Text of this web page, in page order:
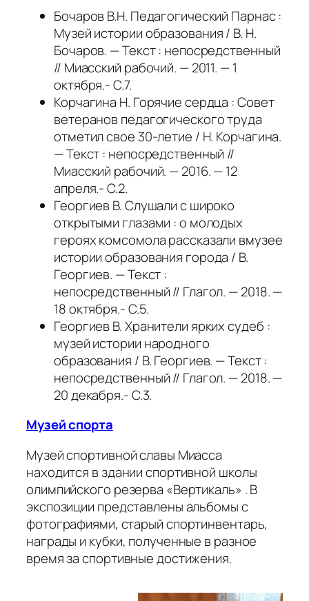
Бочаров В.Н. Педагогический Парнас :
Музей истории образования / В. Н.
Бочаров. — Текст : непосредственный
// Миасский рабочий. — 2011. — 1
октября.- С.7.
Корчагина Н. Горячие сердца : Совет
ветеранов педагогического труда
отметил свое 30-летие / Н. Корчагина.
— Текст : непосредственный //
Миасский рабочий. — 2016. — 12
апреля.- С.2.
Георгиев В. Слушали с широко
открытыми глазами : о молодых
героях комсомола рассказали вмузее
истории образования города / В.
Георгиев. — Текст :
непосредственный // Глагол. — 2018. —
18 октября.- С.5.
Георгиев В. Хранители ярких судеб :
музей истории народного
образования / В. Георгиев. — Текст :
непосредственный // Глагол. — 2018. —
20 декабря.- С.3.
Музей спорта
Музей спортивной славы Миасса
находится в здании спортивной школы
олимпийского резерва «Вертикаль» . В
экспозиции представлены альбомы с
фотографиями, старый спортинвентарь,
награды и кубки, полученные в разное
время за спортивные достижения.